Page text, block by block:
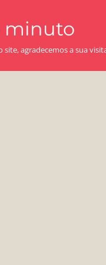
minuto
agradecemos a sua